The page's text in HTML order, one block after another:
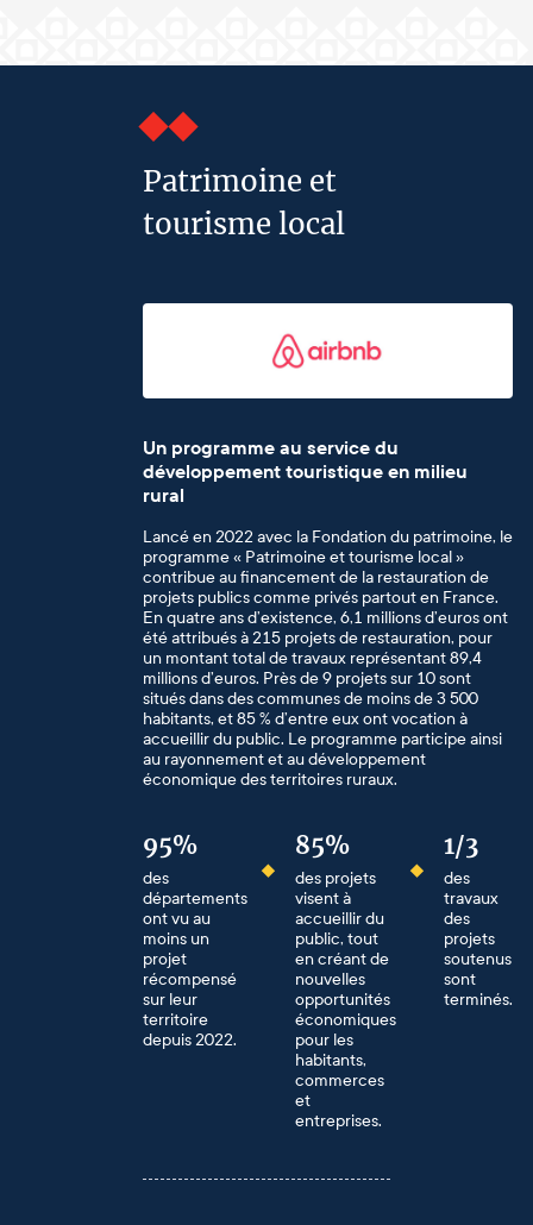
Patrimoine et
tourisme local
Un programme au service du
développement touristique en milieu
rural
Lancé en 2022 avec la Fondation du patrimoine, le
programme « Patrimoine et tourisme local »
contribue au financement de la restauration de
projets publics comme privés partout en France.
En quatre ans d’existence, 6,1 millions d’euros ont
été attribués à 215 projets de restauration, pour
un montant total de travaux représentant 89,4
millions d’euros. Près de 9 projets sur 10 sont
situés dans des communes de moins de 3 500
habitants, et 85 % d’entre eux ont vocation à
accueillir du public. Le programme participe ainsi
au rayonnement et au développement
économique des territoires ruraux.
95%
des
départements
ont vu au
moins un
projet
récompensé
sur leur
territoire
depuis 2022.
85%
des projets
visent à
accueillir du
public, tout
en créant de
nouvelles
opportunités
économiques
pour les
habitants,
commerces
et
entreprises.
1/3
des
travaux
des
projets
soutenus
sont
terminés.